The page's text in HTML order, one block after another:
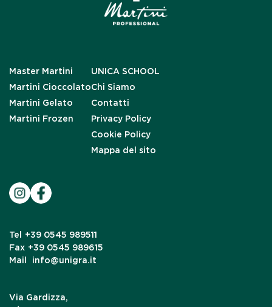
Master Martini
Martini Cioccolato
Martini Gelato
Martini Frozen
UNICA SCHOOL
Chi Siamo
Contatti
Privacy Policy
Cookie Policy
Mappa del sito
Tel
+39 0545 989511
Fax +39 0545 989615
Mail
info@unigra.it
Via Gardizza,